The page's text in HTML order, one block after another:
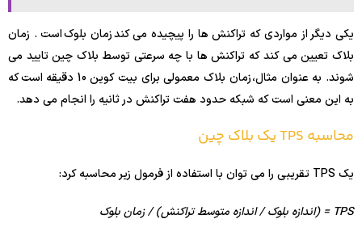
یکی دیگر از مواردی که تراکنش ها را پیچیده می کند زمان بلوک است . زمان
بلاک تعیین می کند که تراکنش ها با چه سرعتی توسط بلاک چین تایید می
شوند. به عنوان مثال، زمان بلاک معمولی برای بیت کوین 10 دقیقه است که
به این معنی است که شبکه حدود هفت تراکنش در ثانیه را انجام می دهد.
محاسبه یک بلاک چین
یک TPS تقریبی را می توان با استفاده از فرمول زیر محاسبه کرد:
TPS = (اندازه بلوک / اندازه متوسط ​​تراکنش) / زمان بلوک